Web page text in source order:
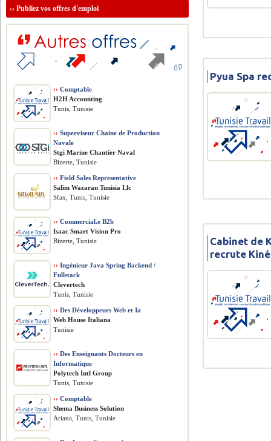
Pyua Spa
Cabinet de
recrute
››Publiez vos offres d'emploi
›› Comptable
H2H Accounting
Tunis, Tunisie
›› Superviseur Chaine de Production
Navale
Stgi Marine Chantier Naval
Bizerte, Tunisie
›› Field Sales Representative
Salim Wazaran Tunisia Llc
Sfax, Tunis, Tunisie
›› Commercial.e B2b
Isaac Smart Vision Pro
Bizerte, Tunisie
›› Ingénieur Java Spring Backend /
Fullstack
Clevertech
Tunis, Tunisie
›› Des Développeurs Web et Ia
Web House Italiana
Tunisie
›› Des Enseignants Docteurs en
Informatique
Polytech Intl Group
Tunis, Tunisie
›› Comptable
Shema Business Solution
Ariana, Tunis, Tunisie